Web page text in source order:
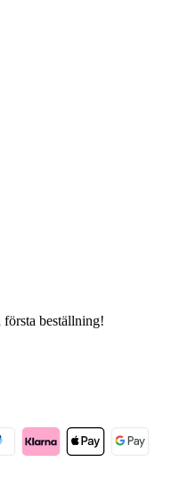
första beställning!